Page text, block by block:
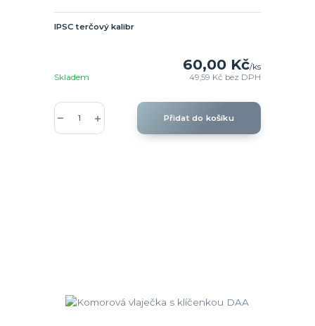
IPSC terčový kalibr
60,00 Kč/ks
49,59 Kč bez DPH
Skladem
Přidat do košíku